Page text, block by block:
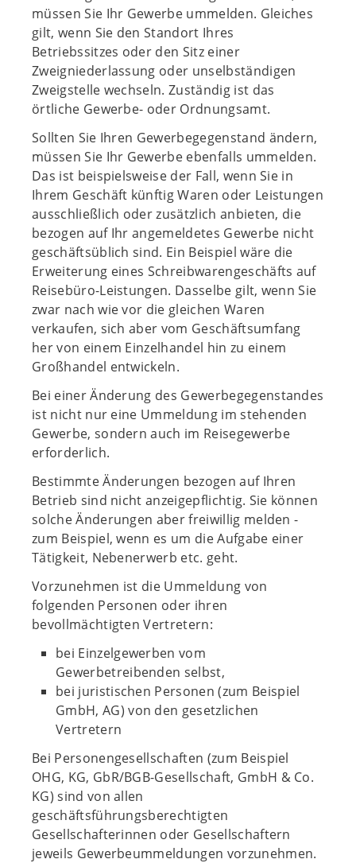
müssen Sie Ihr Gewerbe ummelden. Gleiches
gilt, wenn Sie den Standort Ihres
Betriebssitzes oder den Sitz einer
Zweigniederlassung oder unselbständigen
Zweigstelle wechseln. Zuständig ist das
örtliche Gewerbe- oder Ordnungsamt.
Sollten Sie Ihren Gewerbegegenstand ändern,
müssen Sie Ihr Gewerbe ebenfalls ummelden.
Das ist beispielsweise der Fall, wenn Sie in
Ihrem Geschäft künftig Waren oder Leistungen
ausschließlich oder zusätzlich anbieten, die
bezogen auf Ihr angemeldetes Gewerbe nicht
geschäftsüblich sind. Ein Beispiel wäre die
Erweiterung eines Schreibwarengeschäfts auf
Reisebüro-Leistungen. Dasselbe gilt, wenn Sie
zwar nach wie vor die gleichen Waren
verkaufen, sich aber vom Geschäftsumfang
her von einem Einzelhandel hin zu einem
Großhandel entwickeln.
Bei einer Änderung des Gewerbegegenstandes
ist nicht nur eine Ummeldung im stehenden
Gewerbe, sondern auch im Reisegewerbe
erforderlich.
Bestimmte Änderungen bezogen auf Ihren
Betrieb sind nicht anzeigepflichtig. Sie können
solche Änderungen aber freiwillig melden -
zum Beispiel, wenn es um die Aufgabe einer
Tätigkeit, Nebenerwerb etc. geht.
Vorzunehmen ist die Ummeldung von
folgenden Personen oder ihren
bevollmächtigten Vertretern:
bei Einzelgewerben vom
Gewerbetreibenden selbst,
bei juristischen Personen (zum Beispiel
GmbH, AG) von den gesetzlichen
Vertretern
Bei Personengesellschaften (zum Beispiel
OHG, KG, GbR/BGB-Gesellschaft, GmbH & Co.
KG) sind von allen
geschäftsführungsberechtigten
Gesellschafterinnen oder Gesellschaftern
jeweils Gewerbeummeldungen vorzunehmen.